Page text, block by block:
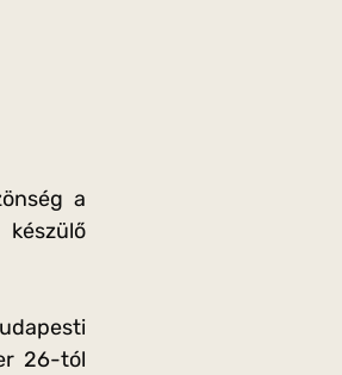
a
26-tól